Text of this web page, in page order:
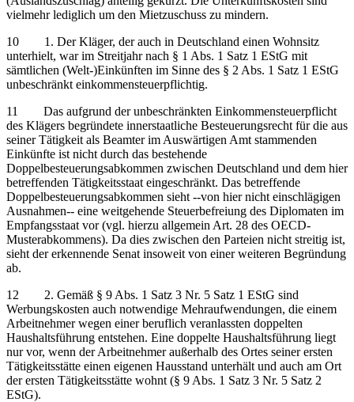
vielmehr lediglich um den Mietzuschuss zu mindern.
10 1. Der Kläger, der auch in Deutschland einen Wohnsitz
unterhielt, war im Streitjahr nach § 1 Abs. 1 Satz 1 EStG mit
sämtlichen (Welt-)Einkünften im Sinne des § 2 Abs. 1 Satz 1 EStG
unbeschränkt einkommensteuerpflichtig.
11 Das aufgrund der unbeschränkten Einkommensteuerpflicht
des Klägers begründete innerstaatliche Besteuerungsrecht für die aus
seiner Tätigkeit als Beamter im Auswärtigen Amt stammenden
Einkünfte ist nicht durch das bestehende
Doppelbesteuerungsabkommen zwischen Deutschland und dem hier
betreffenden Tätigkeitsstaat eingeschränkt. Das betreffende
Doppelbesteuerungsabkommen sieht ‑‑von hier nicht einschlägigen
Ausnahmen‑‑ eine weitgehende Steuerbefreiung des Diplomaten im
Empfangsstaat vor (vgl. hierzu allgemein Art. 28 des OECD-
Musterabkommens). Da dies zwischen den Parteien nicht streitig ist,
sieht der erkennende Senat insoweit von einer weiteren Begründung
ab.
12 2. Gemäß § 9 Abs. 1 Satz 3 Nr. 5 Satz 1 EStG sind
Werbungskosten auch notwendige Mehraufwendungen, die einem
Arbeitnehmer wegen einer beruflich veranlassten doppelten
Haushaltsführung entstehen. Eine doppelte Haushaltsführung liegt
nur vor, wenn der Arbeitnehmer außerhalb des Ortes seiner ersten
Tätigkeitsstätte einen eigenen Hausstand unterhält und auch am Ort
der ersten Tätigkeitsstätte wohnt (§ 9 Abs. 1 Satz 3 Nr. 5 Satz 2
EStG).